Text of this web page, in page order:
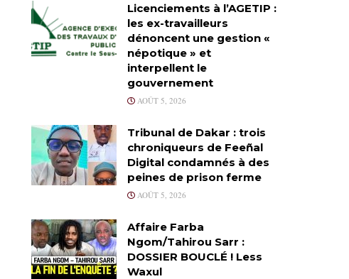
Licenciements à l’AGETIP :
les ex-travailleurs
dénoncent une gestion «
népotique » et
interpellent le
gouvernement
AOÛT 5, 2026
Tribunal de Dakar : trois
chroniqueurs de Feeñal
Digital condamnés à des
peines de prison ferme
AOÛT 5, 2026
Affaire Farba
Ngom/Tahirou Sarr :
DOSSIER BOUCLÉ ! Less
Waxul